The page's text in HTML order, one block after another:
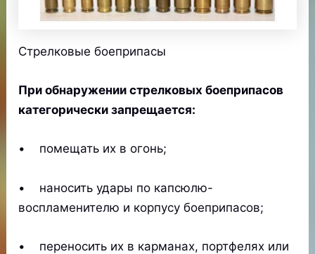
Стрелковые боеприпасы
При обнаружении стрелковых боеприпасов
категорически запрещается:
• помещать их в огонь;
• наносить удары по капсюлю-
воспламенителю и корпусу боеприпасов;
• переносить их в карманах, портфелях или